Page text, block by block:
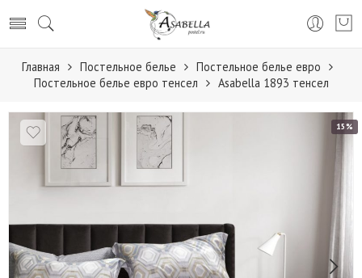
Главная Постельное белье
Постельное белье евро
Постельное белье евро тенсел
Аsabella 1893 тенсел
15%